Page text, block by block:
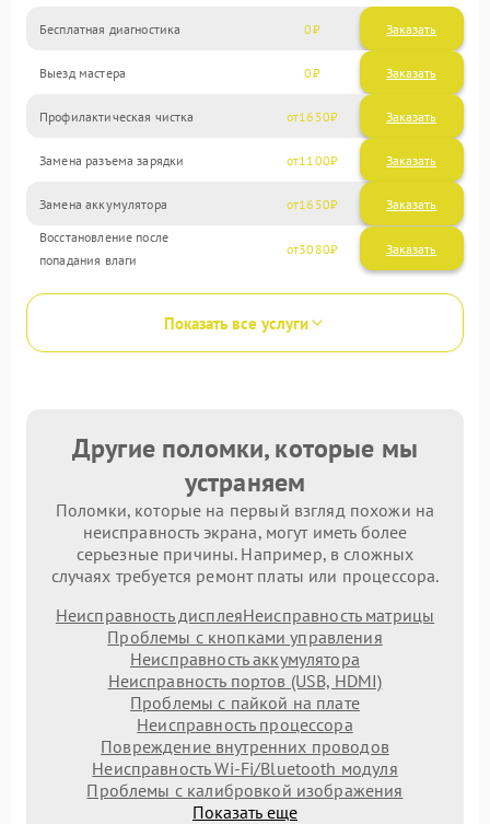
Бесплатная диагностика 0 Заказать
Выезд мастера 0 Заказать
Профилактическая чистка 1650
Замена разъема зарядки 1100
Замена аккумулятора 1650
Восстановление после
попадания влаги
3080
Показать все услуги
Другие поломки, которые мы
устраняем
Поломки, которые на первый взгляд похожи на
неисправность экрана, могут иметь более
серьезные причины. Например, в сложных
случаях требуется ремонт платы или процессора.
Неисправность дисплеяНеисправность матрицы
Проблемы с кнопками управления
Неисправность аккумулятора
Неисправность портов (USB, HDMI)
Проблемы с пайкой на плате
Неисправность процессора
Повреждение внутренних проводов
Неисправность Wi-Fi/Bluetooth модуля
Проблемы с калибровкой изображения
Показать еще